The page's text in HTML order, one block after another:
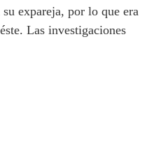
expareja, por lo que era
Las investigaciones